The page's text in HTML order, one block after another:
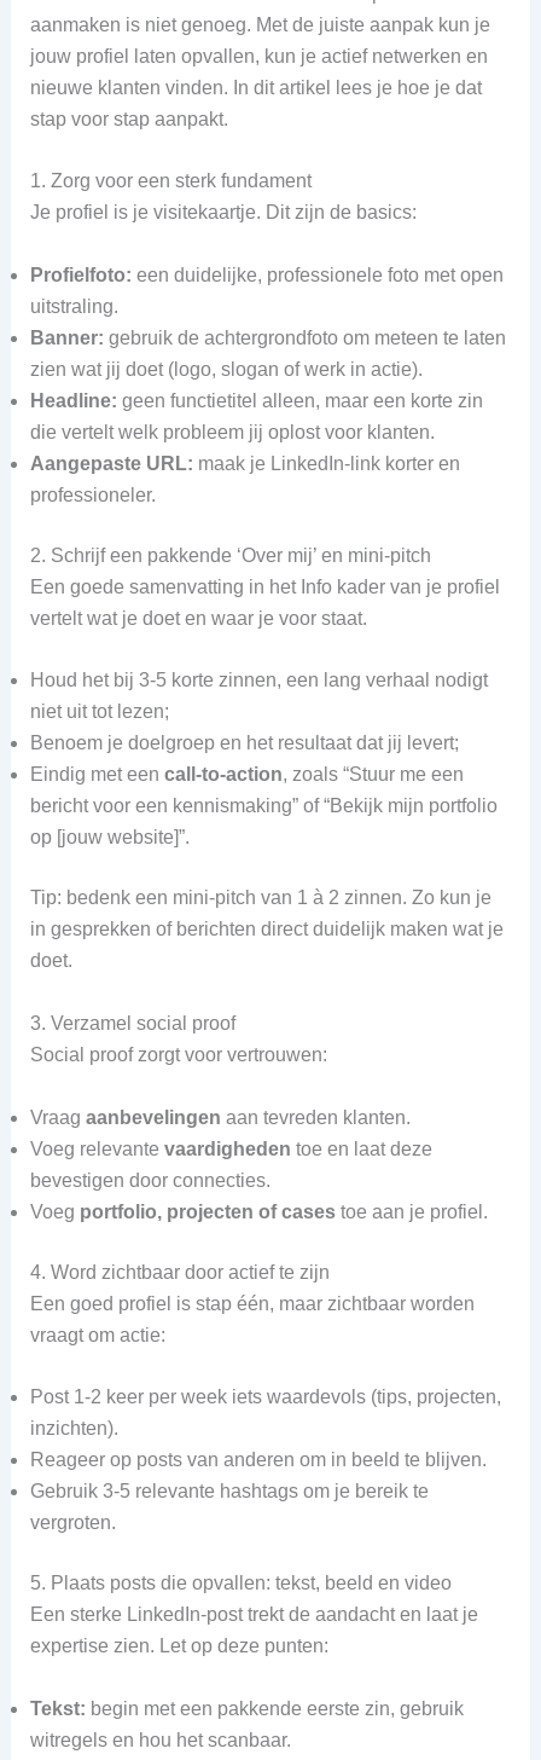
aanmaken is niet genoeg. Met de juiste aanpak kun je
jouw profiel laten opvallen, kun je actief netwerken en
nieuwe klanten vinden. In dit artikel lees je hoe je dat
stap voor stap aanpakt.
1. Zorg voor een sterk fundament
Je profiel is je visitekaartje. Dit zijn de basics:
Profielfoto: een duidelijke, professionele foto met open
uitstraling.
Banner: gebruik de achtergrondfoto om meteen te laten
zien wat jij doet (logo, slogan of werk in actie).
Headline: geen functietitel alleen, maar een korte zin
die vertelt welk probleem jij oplost voor klanten.
Aangepaste URL: maak je LinkedIn‑link korter en
professioneler.
2. Schrijf een pakkende ‘Over mij’ en mini‑pitch
Een goede samenvatting in het Info kader van je profiel
vertelt wat je doet en waar je voor staat.
Houd het bij 3‑5 korte zinnen, een lang verhaal nodigt
niet uit tot lezen;
Benoem je doelgroep en het resultaat dat jij levert;
Eindig met een call‑to‑action, zoals “Stuur me een
bericht voor een kennismaking” of “Bekijk mijn portfolio
op [jouw website]”.
Tip: bedenk een mini‑pitch van 1 à 2 zinnen. Zo kun je
in gesprekken of berichten direct duidelijk maken wat je
doet.
3. Verzamel social proof
Social proof zorgt voor vertrouwen:
Vraag aanbevelingen aan tevreden klanten.
Voeg relevante vaardigheden toe en laat deze
bevestigen door connecties.
Voeg portfolio, projecten of casestoe aan je profiel.
4. Word zichtbaar door actief te zijn
Een goed profiel is stap één, maar zichtbaar worden
vraagt om actie:
Post 1‑2 keer per week iets waardevols (tips, projecten,
inzichten).
Reageer op posts van anderen om in beeld te blijven.
Gebruik 3‑5 relevante hashtags om je bereik te
vergroten.
5. Plaats posts die opvallen: tekst, beeld en video
Een sterke LinkedIn‑post trekt de aandacht en laat je
expertise zien. Let op deze punten:
Tekst: begin met een pakkende eerste zin, gebruik
witregels en hou het scanbaar.